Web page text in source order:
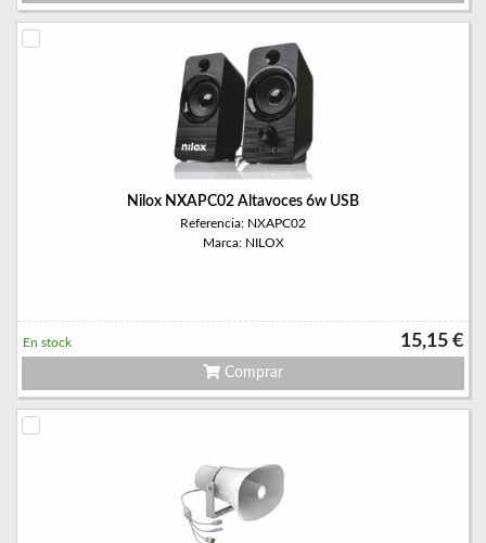
Nilox NXAPC02 Altavoces 6w USB
Referencia: NXAPC02
Marca: NILOX
15,15 €
En stock
Comprar